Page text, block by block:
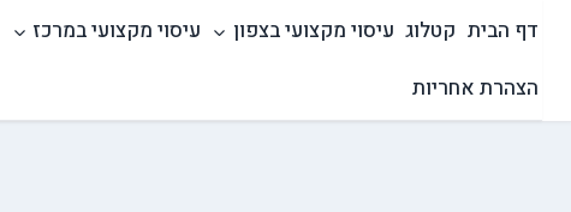
content
דף הבית קטלוג עיסוי מקצועי בצפון עיסוי מקצועי במרכז
הצהרת אחריות